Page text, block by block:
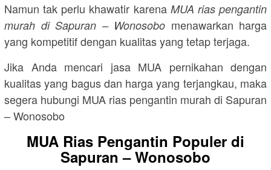
Namun tak perlu khawatir karena MUA rias pengantin
murah di Sapuran – Wonosobo menawarkan harga
yang kompetitif dengan kualitas yang tetap terjaga.
Jika Anda mencari jasa MUA pernikahan dengan
kualitas yang bagus dan harga yang terjangkau, maka
segera hubungi MUA rias pengantin murah di Sapuran
– Wonosobo
MUA Rias Pengantin Populer di
Sapuran – Wonosobo